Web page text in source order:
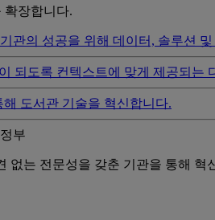
확장합니다.
관의 성공을 위해 데이터, 솔루션
되도록 컨텍스트에 맞게 제공되는
도서관 기술을 혁신합니다.
부
없는 전문성을 갖춘 기관을 통해